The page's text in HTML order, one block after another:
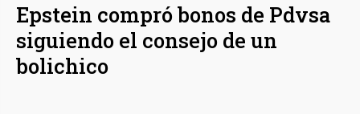
Epstein compró bonos de Pdvsa
siguiendo el consejo de un
bolichico